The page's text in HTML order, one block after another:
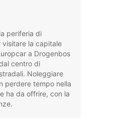
periferia di
visitare la capitale
a Drogenbos
centro di
Noleggiare
perdere tempo nella
ha da offrire, con la